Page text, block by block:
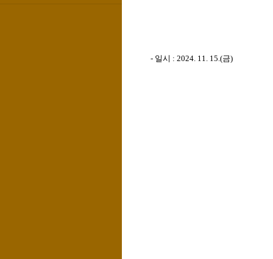
- 일시 : 2024. 11. 15.(금)